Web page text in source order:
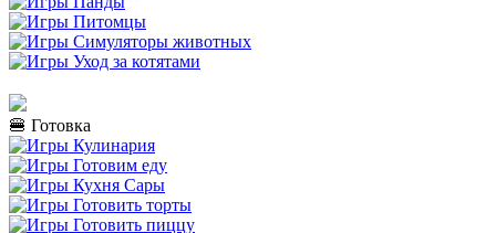
🍔 Готовка